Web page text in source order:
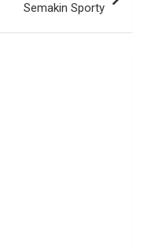
Semakin Sporty